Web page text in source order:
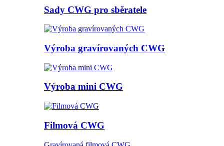
Sady CWG pro sběratele
Výroba gravírovaných CWG
Výroba mini CWG
Filmová CWG